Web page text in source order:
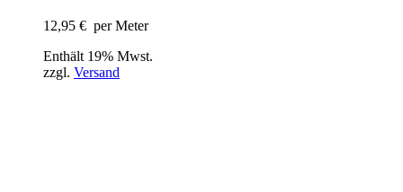
12,95 € per Meter
Enthält 19% Mwst.
zzgl. Versand